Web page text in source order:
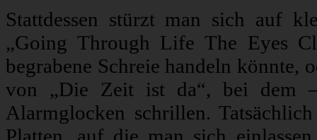
Stattdessen stürzt man sich auf
„Going Through Life The Eyes
begrabene Schreie handeln könnte,
von „Die Zeit ist da“, bei dem
Alarmglocken schrillen.